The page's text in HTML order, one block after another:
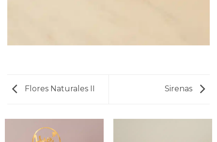
Flores Naturales II Sirenas